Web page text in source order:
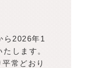
ら2026年1
します。
常どおり